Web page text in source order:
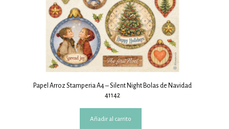
Papel Arroz Stamperia A4 – Silent Night Bolas de Navidad
41142
Añadir al carrito